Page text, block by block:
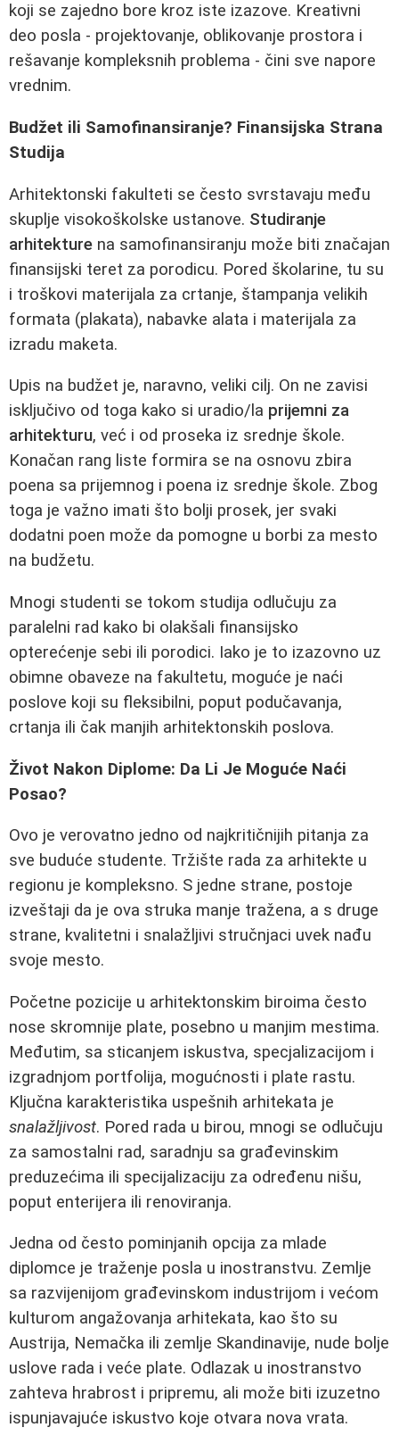
koji se zajedno bore kroz iste izazove. Kreativni
deo posla - projektovanje, oblikovanje prostora i
rešavanje kompleksnih problema - čini sve napore
vrednim.
Budžet ili Samofinansiranje? Finansijska Strana
Studija
Arhitektonski fakulteti se često svrstavaju među
skuplje visokoškolske ustanove. Studiranje
arhitekture na samofinansiranju može biti značajan
finansijski teret za porodicu. Pored školarine, tu su
i troškovi materijala za crtanje, štampanja velikih
formata (plakata), nabavke alata i materijala za
izradu maketa.
Upis na budžet je, naravno, veliki cilj. On ne zavisi
isključivo od toga kako si uradio/la prijemni za
arhitekturu, već i od proseka iz srednje škole.
Konačan rang liste formira se na osnovu zbira
poena sa prijemnog i poena iz srednje škole. Zbog
toga je važno imati što bolji prosek, jer svaki
dodatni poen može da pomogne u borbi za mesto
na budžetu.
Mnogi studenti se tokom studija odlučuju za
paralelni rad kako bi olakšali finansijsko
opterećenje sebi ili porodici. Iako je to izazovno uz
obimne obaveze na fakultetu, moguće je naći
poslove koji su fleksibilni, poput podučavanja,
crtanja ili čak manjih arhitektonskih poslova.
Život Nakon Diplome: Da Li Je Moguće Naći
Posao?
Ovo je verovatno jedno od najkritičnijih pitanja za
sve buduće studente. Tržište rada za arhitekte u
regionu je kompleksno. S jedne strane, postoje
izveštaji da je ova struka manje tražena, a s druge
strane, kvalitetni i snalažljivi stručnjaci uvek nađu
svoje mesto.
Početne pozicije u arhitektonskim biroima često
nose skromnije plate, posebno u manjim mestima.
Međutim, sa sticanjem iskustva, specjalizacijom i
izgradnjom portfolija, mogućnosti i plate rastu.
Ključna karakteristika uspešnih arhitekata je
snalažljivost. Pored rada u birou, mnogi se odlučuju
za samostalni rad, saradnju sa građevinskim
preduzećima ili specijalizaciju za određenu nišu,
poput enterijera ili renoviranja.
Jedna od često pominjanih opcija za mlade
diplomce je traženje posla u inostranstvu. Zemlje
sa razvijenijom građevinskom industrijom i većom
kulturom angažovanja arhitekata, kao što su
Austrija, Nemačka ili zemlje Skandinavije, nude bolje
uslove rada i veće plate. Odlazak u inostranstvo
zahteva hrabrost i pripremu, ali može biti izuzetno
ispunjavajuće iskustvo koje otvara nova vrata.